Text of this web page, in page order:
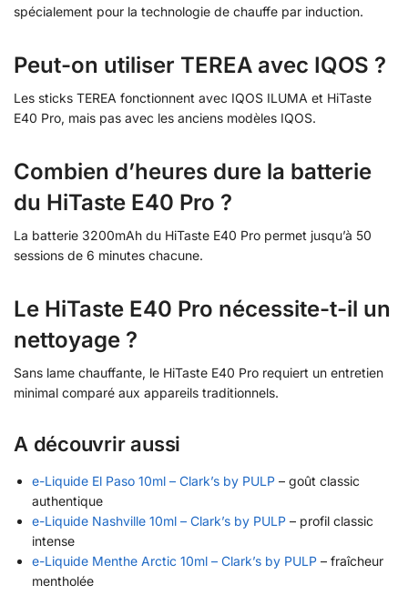
spécialement pour la technologie de chauffe par induction.
Peut-on utiliser TEREA avec IQOS ?
Les sticks TEREA fonctionnent avec IQOS ILUMA et HiTaste
E40 Pro, mais pas avec les anciens modèles IQOS.
Combien d’heures dure la batterie
du HiTaste E40 Pro ?
La batterie 3200mAh du HiTaste E40 Pro permet jusqu’à 50
sessions de 6 minutes chacune.
Le HiTaste E40 Pro nécessite-t-il un
nettoyage ?
Sans lame chauffante, le HiTaste E40 Pro requiert un entretien
minimal comparé aux appareils traditionnels.
A découvrir aussi
e-Liquide El Paso 10ml – Clark’s by PULP – goût classic
authentique
e-Liquide Nashville 10ml – Clark’s by PULP – profil classic
intense
e-Liquide Menthe Arctic 10ml – Clark’s by PULP – fraîcheur
mentholée